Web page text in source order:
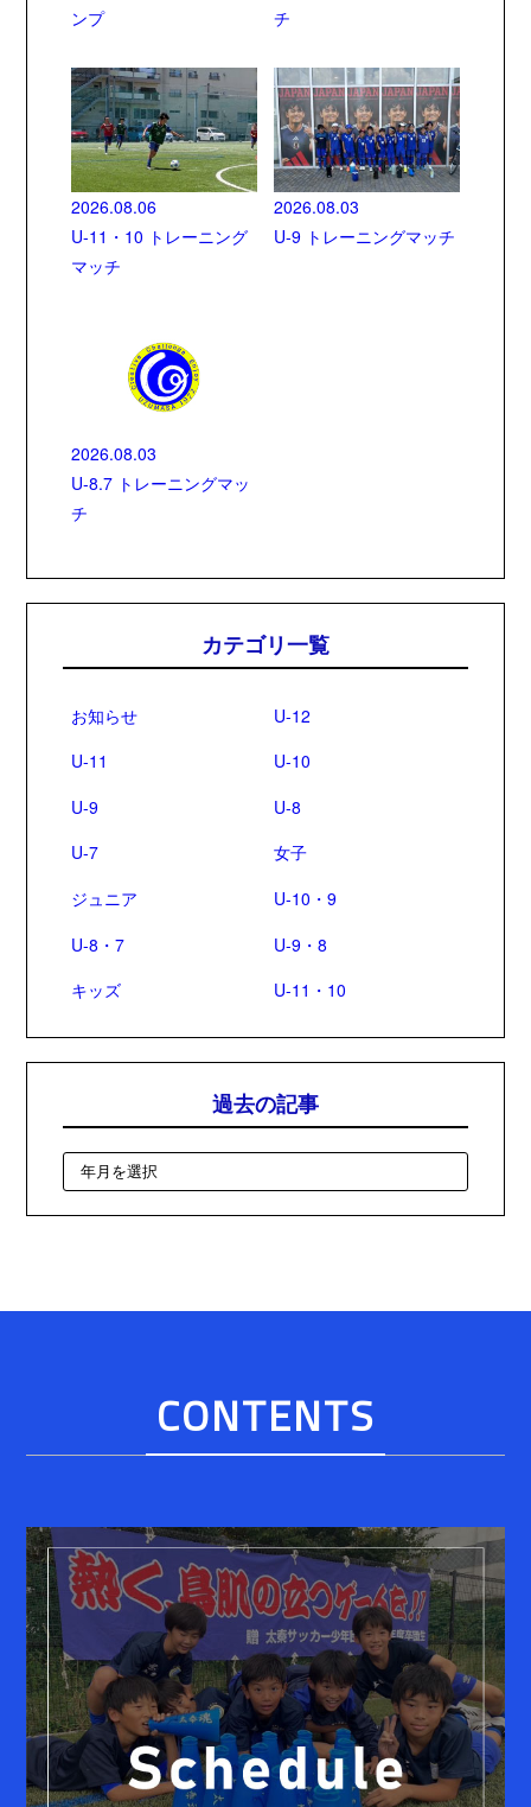
ンプ
チ
2026.08.06
U-11・10 トレーニング
マッチ
2026.08.03
U-9 トレーニングマッチ
2026.08.03
U-8.7 トレーニングマッ
チ
カテゴリ一覧
お知らせ
U-12
U-11
U-10
U-9
U-8
U-7
女子
ジュニア
U-10・9
U-8・7
U-9・8
キッズ
U-11・10
過去の記事
CONTENTS